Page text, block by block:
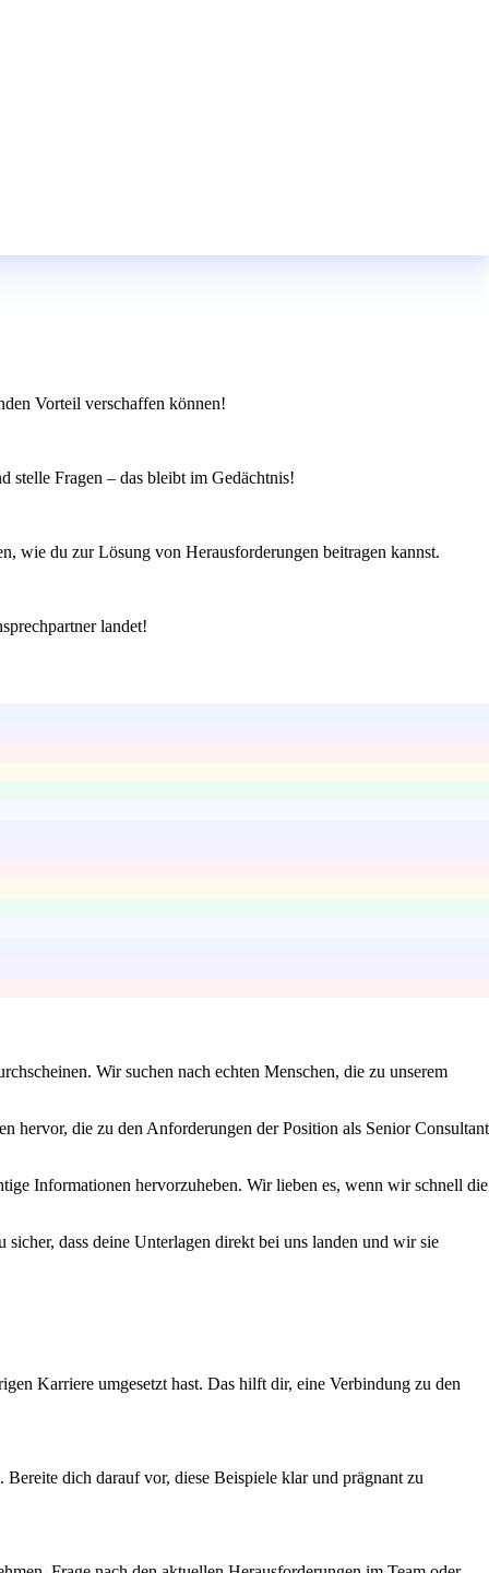
Vorteil verschaffen können!
stelle Fragen – das bleibt im Gedächtnis!
wie du zur Lösung von Herausforderungen beitragen kannst.
landet!
Wir suchen nach echten Menschen, die zu unserem
hervor, die zu den Anforderungen der Position als Senior Consultant
Informationen hervorzuheben. Wir lieben es, wenn wir schnell die
dass deine Unterlagen direkt bei uns landen und wir sie
Karriere umgesetzt hast. Das hilft dir, eine Verbindung zu den
dich darauf vor, diese Beispiele klar und prägnant zu